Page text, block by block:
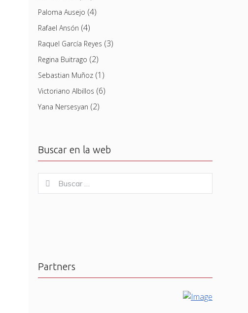
Paloma Ausejo (4)
Rafael Ansón (4)
Raquel García Reyes (3)
Regina Buitrago (2)
Sebastian Muñoz(1)
Victoriano Albillos (6)
Yana Nersesyan (2)
Buscar en la web
for:
Buscar
Partners